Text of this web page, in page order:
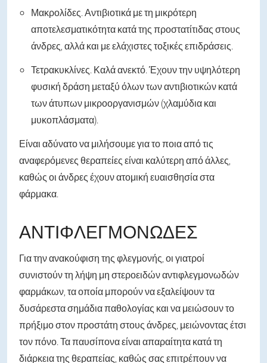
Μακρολίδες. Αντιβιοτικά με τη μικρότερη
αποτελεσματικότητα κατά της προστατίτιδας στους
άνδρες, αλλά και με ελάχιστες τοξικές επιδράσεις.
Τετρακυκλίνες. Καλά ανεκτό. Έχουν την υψηλότερη
φυσική δράση μεταξύ όλων των αντιβιοτικών κατά
των άτυπων μικροοργανισμών (χλαμύδια και
μυκοπλάσματα).
Είναι αδύνατο να μιλήσουμε για το ποια από τις
αναφερόμενες θεραπείες είναι καλύτερη από άλλες,
καθώς οι άνδρες έχουν ατομική ευαισθησία στα
φάρμακα.
ΑΝΤΙΦΛΕΓΜΟΝΏΔΕΣ
Για την ανακούφιση της φλεγμονής, οι γιατροί
συνιστούν τη λήψη μη στεροειδών αντιφλεγμονωδών
φαρμάκων, τα οποία μπορούν να εξαλείψουν τα
δυσάρεστα σημάδια παθολογίας και να μειώσουν το
πρήξιμο στον προστάτη στους άνδρες, μειώνοντας έτσι
τον πόνο. Τα παυσίπονα είναι απαραίτητα κατά τη
διάρκεια της θεραπείας, καθώς σας επιτρέπουν να